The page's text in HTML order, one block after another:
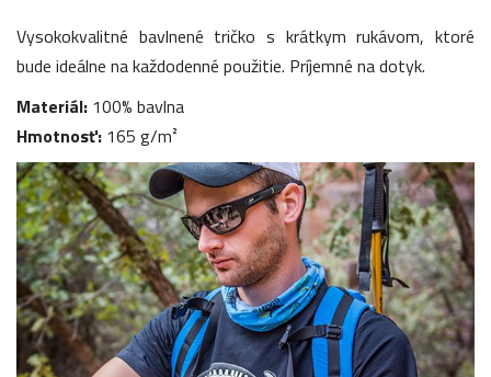
Vysokokvalitné bavlnené tričko s krátkym rukávom, ktoré
bude ideálne na každodenné použitie. Príjemné na dotyk.
Materiál: 100% bavlna
Hmotnosť: 165 g/m²